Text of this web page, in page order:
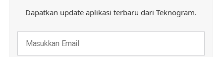
Dapatkan update aplikasi terbaru dari Teknogram.